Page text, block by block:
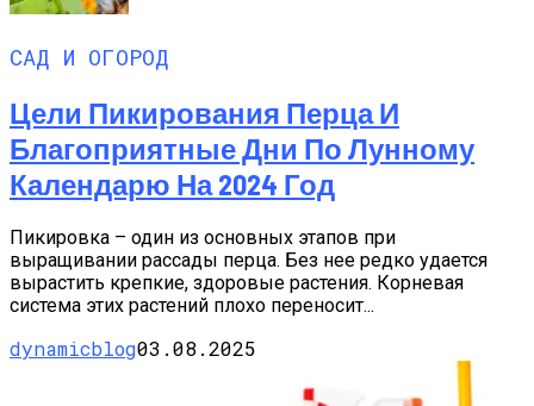
САД И ОГОРОД
Цели Пикирования Перца И
Благоприятные Дни По Лунному
Календарю На 2024 Год
Пикировка – один из основных этапов при
выращивании рассады перца. Без нее редко удается
вырастить крепкие, здоровые растения. Корневая
система этих растений плохо переносит...
dynamicblog03.08.2025